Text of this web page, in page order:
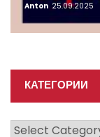
Anton 25.09.2025
КАТЕГОРИИ
Категории